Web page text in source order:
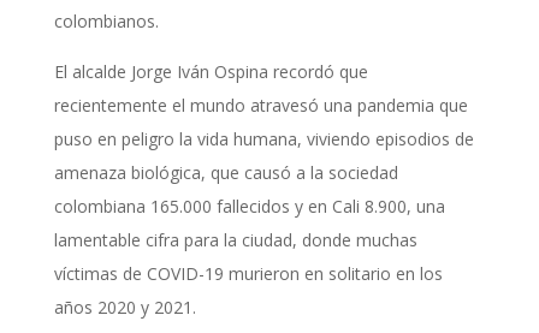
colombianos.
El alcalde Jorge Iván Ospina recordó que
recientemente el mundo atravesó una pandemia que
puso en peligro la vida humana, viviendo episodios de
amenaza biológica, que causó a la sociedad
colombiana 165.000 fallecidos y en Cali 8.900, una
lamentable cifra para la ciudad, donde muchas
víctimas de COVID-19 murieron en solitario en los
años 2020 y 2021.